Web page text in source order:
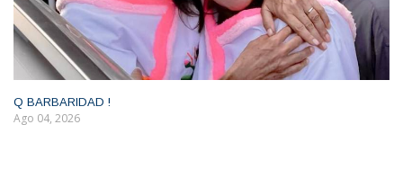
Q BARBARIDAD !
Ago 04, 2026